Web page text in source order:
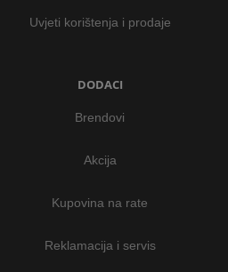
Uvjeti korištenja i prodaje
DODACI
Brendovi
Akcija
Kupovina na rate
Reklamacija i servis